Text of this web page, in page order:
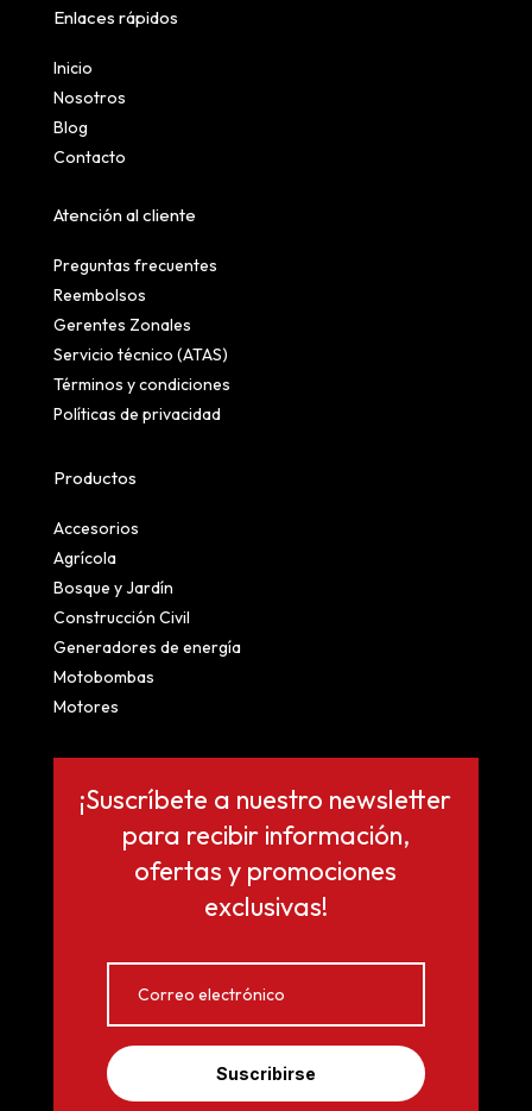
Enlaces rápidos
Inicio
Nosotros
Blog
Contacto
Atención al cliente
Preguntas frecuentes
Reembolsos
Gerentes Zonales
Servicio técnico (ATAS)
Términos y condiciones
Políticas de privacidad
Productos
Accesorios
Agrícola
Bosque y Jardín
Construcción Civil
Generadores de energía
Motobombas
Motores
¡Suscríbete a nuestro newsletter
para recibir información,
ofertas y promociones
exclusivas!
Suscribirse